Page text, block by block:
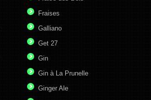
Fraises
Galliano
Get 27
Gin
Gin à La Prunelle
Ginger Ale